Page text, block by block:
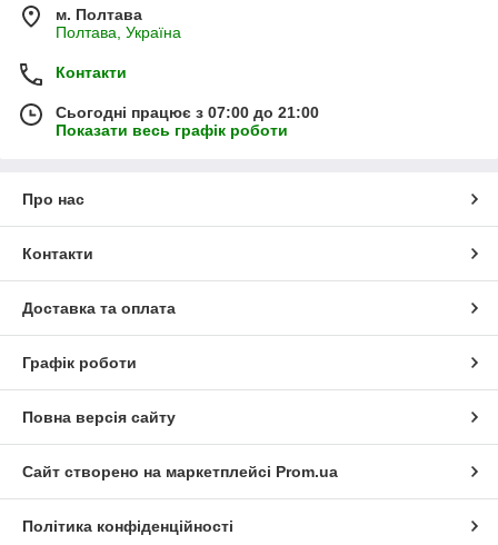
м. Полтава
Полтава, Україна
Контакти
Сьогодні працює з 07:00 до 21:00
Показати весь графік роботи
Про нас
Контакти
Доставка та оплата
Графік роботи
Повна версія сайту
Сайт створено на маркетплейсі Prom.ua
Політика конфіденційності